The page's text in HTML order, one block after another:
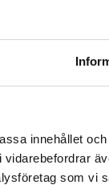
innehållet
som vi
tag med
alla har
träningen ännu
varje färg är ca
kvalitet